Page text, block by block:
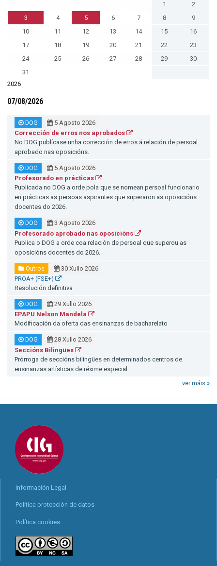
1
2
3
4 5 6 7 8
9
10
11 12 13 14 15
16
17
18 19 20 21 22
23
24
25 26 27 28 29
30
31
2026
07/08/2026
DOG
5 Agosto 2026
Corrección de erros nos aprobados
No DOG publícase unha corrección de erros á relación de persoal
aprobado nas oposicións.
DOG
5 Agosto 2026
Profesorado en prácticas
Publicada no DOG a orde pola que se nomean persoal funcionario
en prácticas as persoas aspirantes que superaron as oposicións
docentes do 2026.
DOG
3 Agosto 2026
Profesorado aprobado nas oposicións
Publica o DOG a orde coa relación de persoal que superou as
oposicións docentes do 2026.
Outros
30 Xullo 2026
PROA+ (FSE+)
Resolución definitiva
DOG
29 Xullo 2026
EPAPU Nelson Mandela
Modificación da oferta das ensinanzas de bacharelato
DOG
28 Xullo 2026
Seccións Bilingües
Prórroga de seccións bilingües en determinados centros de
ensinanzas artísticas de réxime especial
ver máis »
Información Legal
Política protección de datos
Política cookies